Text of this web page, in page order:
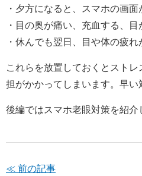
・夕方になると、スマホの画面
・目の奥が痛い、充血する、目
・休んでも翌日、目や体の疲れ
これらを放置しておくとスト
担がかかってしまいます。早い
後編ではスマホ老眼対策を紹介
≪ 前の記事